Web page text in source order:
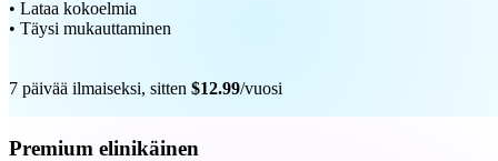
• Lataa kokoelmia
• Täysi mukauttaminen
7 päivää ilmaiseksi, sitten $12.99/vuosi
Premium elinikäinen